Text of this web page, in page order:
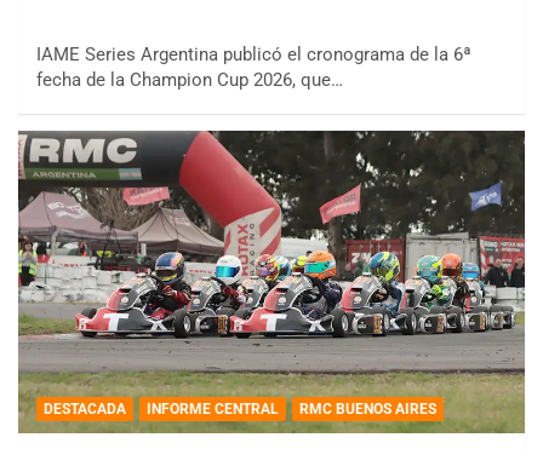
IAME Series Argentina publicó el cronograma de la 6ª
fecha de la Champion Cup 2026, que…
DESTACADA INFORME CENTRAL RMC BUENOS AIRES